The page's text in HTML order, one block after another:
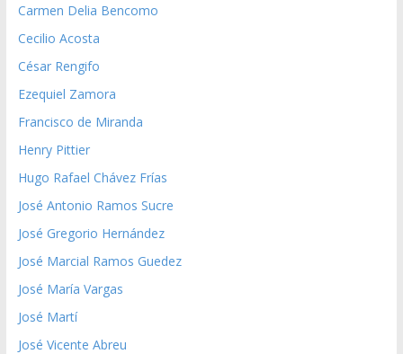
Carmen Delia Bencomo
Cecilio Acosta
César Rengifo
Ezequiel Zamora
Francisco de Miranda
Henry Pittier
Hugo Rafael Chávez Frías
José Antonio Ramos Sucre
José Gregorio Hernández
José Marcial Ramos Guedez
José María Vargas
José Martí
José Vicente Abreu